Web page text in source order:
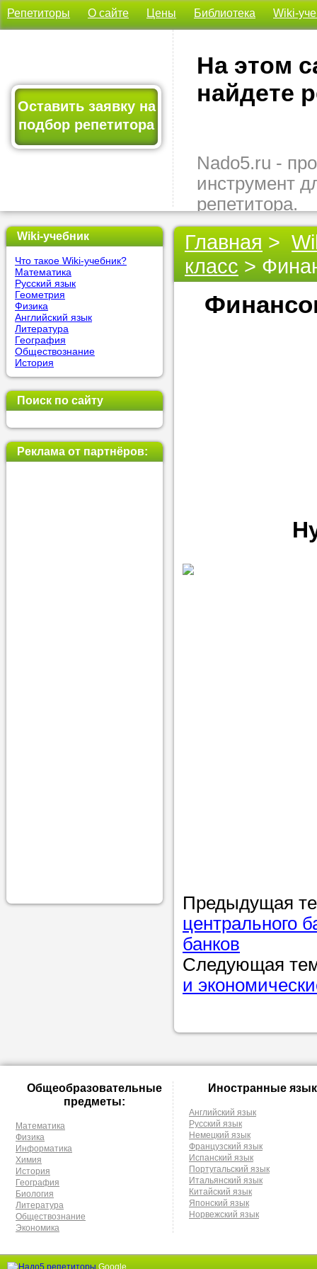
Репетиторы О сайте Цены Библиотека Wiki-
Оставить заявку на
подбор репетитора
На этом
найдете
Nado5.ru -
инструмент
репетитора.
Здесь вы
подходящего
быстро,
бесплатно.
Оставьте
советам,
Совет 1.
нам, и
репетитора,
максимально
ваши
Мы
Wiki-учебник
Что такое Wiki-учебник?
Математика
Русский язык
Геометрия
Физика
Английский язык
Литература
География
Обществознание
История
Поиск по сайту
Реклама от партнёров:
Главная >
класс >
Предыдущая
центрального
банков
Следующая
и
Общеобразовательные
предметы:
Математика
Физика
Информатика
Химия
История
География
Биология
Литература
Обществознание
Экономика
Иностранные
Английский язык
Русский язык
Немецкий язык
Французский язык
Испанский язык
Португальский язык
Итальянский язык
Китайский язык
Японский язык
Норвежский язык
Google